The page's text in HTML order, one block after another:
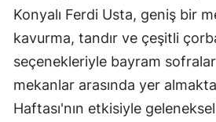
Konyalı Ferdi Usta, geniş bir
kavurma, tandır ve çeşitli
seçenekleriyle bayram
mekanlar arasında yer
Haftası'nın etkisiyle